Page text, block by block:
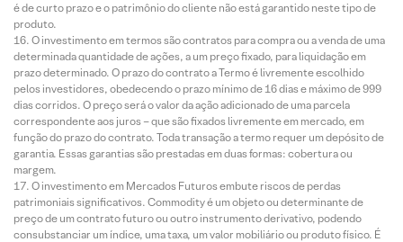
é de curto prazo e o patrimônio do cliente não está garantido neste tipo de
produto.
O investimento em termos são contratos para compra ou a venda de uma
determinada quantidade de ações, a um preço fixado, para liquidação em
prazo determinado. O prazo do contrato a Termo é livremente escolhido
pelos investidores, obedecendo o prazo mínimo de 16 dias e máximo de 999
dias corridos. O preço será o valor da ação adicionado de uma parcela
correspondente aos juros – que são fixados livremente em mercado, em
função do prazo do contrato. Toda transação a termo requer um depósito de
garantia. Essas garantias são prestadas em duas formas: cobertura ou
margem.
O investimento em Mercados Futuros embute riscos de perdas
patrimoniais significativos. Commodity é um objeto ou determinante de
preço de um contrato futuro ou outro instrumento derivativo, podendo
consubstanciar um índice, uma taxa, um valor mobiliário ou produto físico. É